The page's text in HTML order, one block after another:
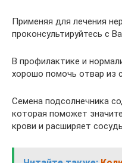
Применяя для лечения
проконсультируйтесь с
В профилактике и
хорошо помочь отвар из
Семена подсолнечника
которая поможет
крови и расширяет